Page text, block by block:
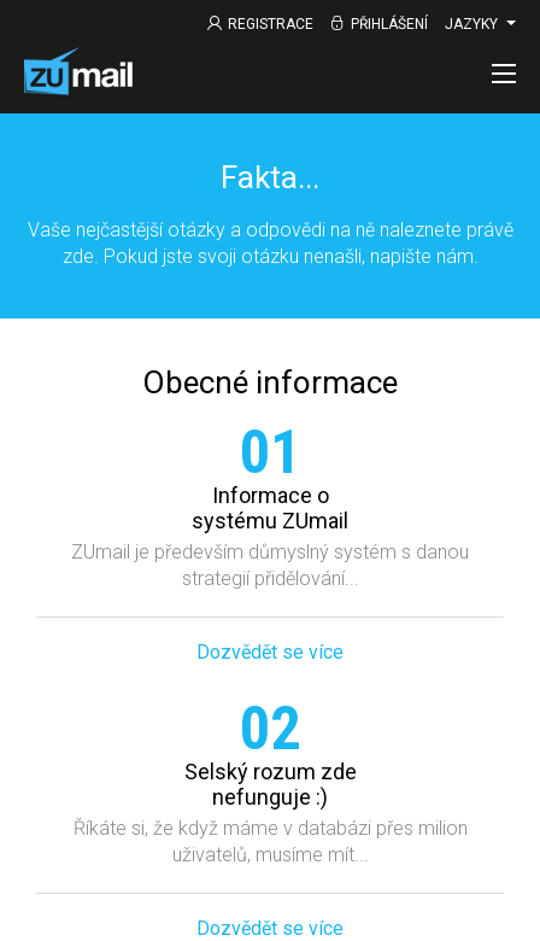
REGISTRACE PŘIHLÁŠENÍ JAZYKY
Fakta...
Vaše nejčastější otázky a odpovědi na ně naleznete právě
zde. Pokud jste svoji otázku nenašli, napište nám.
Obecné informace
01
Informace o
systému ZUmail
ZUmail je především důmyslný systém s danou
strategií přidělování...
Dozvědět se více
02
Selský rozum zde
nefunguje :)
Říkáte si, že když máme v databázi přes milion
uživatelů, musíme mít...
Dozvědět se více